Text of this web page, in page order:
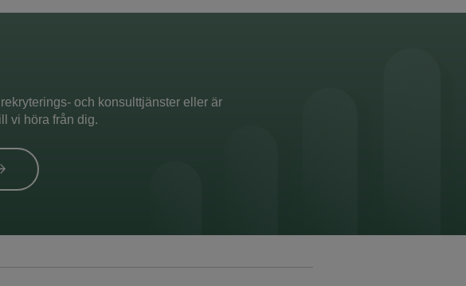
och konsulttjänster eller är
vi höra från dig.